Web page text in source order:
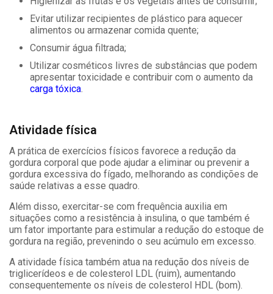
Evitar utilizar recipientes de plástico para aquecer
alimentos ou armazenar comida quente;
Consumir água filtrada;
Utilizar cosméticos livres de substâncias que podem
apresentar toxicidade e contribuir com o aumento da
carga tóxica.
Atividade física
A prática de exercícios físicos favorece a redução da
gordura corporal que pode ajudar a eliminar ou prevenir a
gordura excessiva do fígado, melhorando as condições de
saúde relativas a esse quadro.
Além disso, exercitar-se com frequência auxilia em
situações como a resistência à insulina, o que também é
um fator importante para estimular a redução do estoque de
gordura na região, prevenindo o seu acúmulo em excesso.
A atividade física também atua na redução dos níveis de
triglicerídeos e de colesterol LDL (ruim), aumentando
consequentemente os níveis de colesterol HDL (bom).